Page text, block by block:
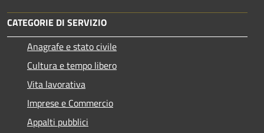
CATEGORIE DI SERVIZIO
Anagrafe e stato civile
Cultura e tempo libero
Vita lavorativa
Imprese e Commercio
Appalti pubblici